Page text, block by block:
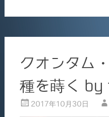
o
o
k
クオンタム
種を蒔く by
2017年10月30日